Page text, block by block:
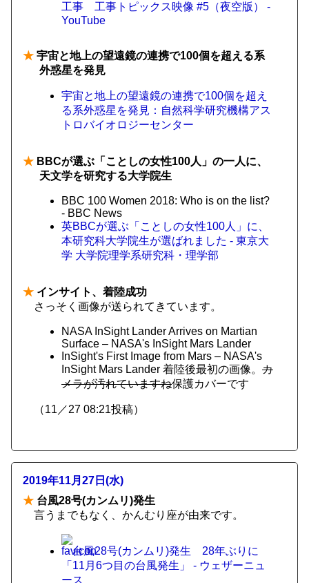
工事 工事トピックス映像 #5（夜空版） -
YouTube
★ 宇宙と地上の望遠鏡の連携で100個を超える系
外惑星を発見
宇宙と地上の望遠鏡の連携で100個を超え
る系外惑星を発見：自然科学研究機構アス
トロバイオロジーセンター
★ BBCが選ぶ「ことしの女性100人」の一人に、
天文学を研究する大学院生
BBC 100 Women 2018: Who is on the list?
- BBC News
英BBCが選ぶ「ことしの女性100人」に、
本研究科大学院生が選ばれました - 東京大
学 大学院理学系研究科・理学部
★ インサイト、着陸成功
さっそく画像が送られてきています。
NASA InSight Lander Arrives on Martian
Surface – NASA's InSight Mars Lander
InSight's First Image from Mars – NASA's
InSight Mars Lander 着陸後最初の画像。 カ
メラが汚れていますね保護カバーです
（11／27 08:21投稿）
2019年11月27日(水)
★ 台風28号(カンムリ)発生
言うまでもなく、かんむり座が由来です。
台風28号(カンムリ)発生 28年ぶりに
「11月6つ目の台風発生」 - ウェザーニュ
ース